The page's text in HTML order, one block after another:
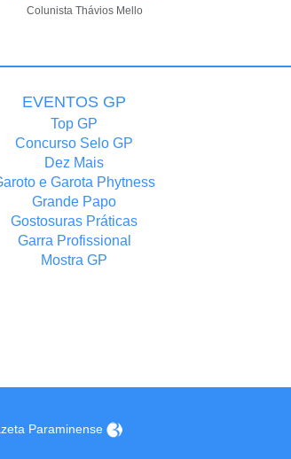
Colunista Thávios Mello
EVENTOS GP
Top GP
Concurso Selo GP
Dez Mais
e Garota Phytness
Grande Papo
Gostosuras Práticas
Garra Profissional
Mostra GP
Paraminense